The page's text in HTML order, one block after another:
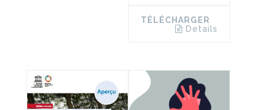
TÉLÉCHARGER
Details